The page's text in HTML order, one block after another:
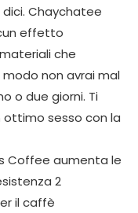
Chaychatee
effetto
che
non avrai mal
o due giorni. Ti
sesso con la
il caffè